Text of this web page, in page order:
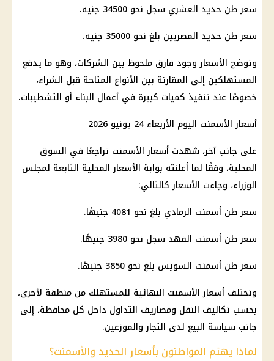
سعر طن حديد العشري سجل نحو 34500 جنيه.
سعر طن حديد المصريين بلغ نحو 35000 جنيه.
وتوضح الأسعار وجود فارق ملحوظ بين الشركات، وهو ما يدفع
المستهلكين إلى المقارنة بين الأنواع المتاحة قبل الشراء،
خصوصًا عند تنفيذ كميات كبيرة في أعمال البناء أو التشطيبات.
أسعار الأسمنت اليوم الأربعاء 24 يونيو 2026
على جانب آخر، شهدت أسعار الأسمنت تراجعًا في السوق
المحلية، وفقًا لما أعلنته بوابة الأسعار المحلية التابعة لمجلس
الوزراء، وجاءت الأسعار كالتالي:
سعر طن أسمنت الرمادي بلغ نحو 4081 جنيهًا.
سعر طن أسمنت الفهد سجل نحو 3980 جنيهًا.
سعر طن أسمنت السويس بلغ نحو 3850 جنيهًا.
وتختلف أسعار الأسمنت النهائية للمستهلك من منطقة لأخرى،
بحسب تكاليف النقل ومصاريف التداول داخل كل محافظة، إلى
جانب سياسة البيع لدى التجار والموزعين.
لماذا يهتم المواطنون بأسعار الحديد والأسمنت؟